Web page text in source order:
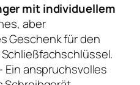
mit individuellem
aber
Geschenk für den
Ein anspruchsvolles